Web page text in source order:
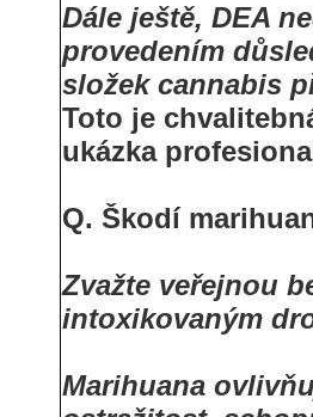
Dále ještě, DEA
provedením
složek cannabis
Toto je
ukázka
Q. Škodí
Zvažte veřejnou
intoxikovaným
Marihuana